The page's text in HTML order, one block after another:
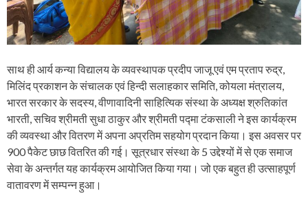
साथ ही आर्य कन्या विद्यालय के व्यवस्थापक प्रदीप जाजू एवं एम प्रताप रुद्र,
मिलिंद प्रकाशन के संचालक एवं हिन्दी सलाहकार समिति, कोयला मंत्रालय,
भारत सरकार के सदस्य, वीणावादिनी साहित्यिक संस्था के अध्यक्ष श्रुतिकांत
भारती, सचिव श्रीमती सुधा ठाकुर और श्रीमती पद्मा टंकसाली ने इस कार्यक्रम
की व्यवस्था और वितरण में अपना अप्रतिम सहयोग प्रदान किया। इस अवसर पर
900 पैकेट छाछ वितरित की गई। सूत्रधार संस्था के 5 उद्देश्यों में से एक समाज
सेवा के अन्तर्गत यह कार्यक्रम आयोजित किया गया। जो एक बहुत ही उत्साहपूर्ण
वातावरण में सम्पन्न हुआ।